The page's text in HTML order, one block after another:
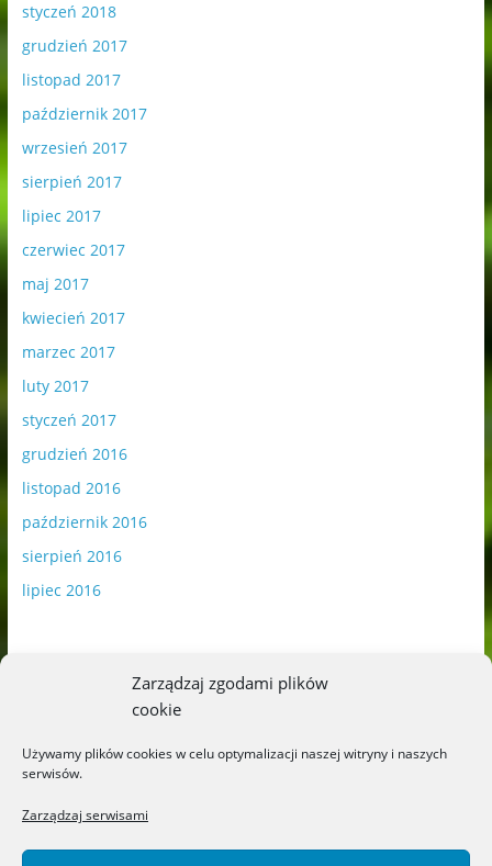
Zarządzaj zgodami plików
cookie
Używamy plików cookies w celu optymalizacji naszej witryny i naszych
serwisów.
Zarządzaj serwisami
styczeń 2018
grudzień 2017
listopad 2017
październik 2017
wrzesień 2017
sierpień 2017
lipiec 2017
czerwiec 2017
maj 2017
kwiecień 2017
marzec 2017
luty 2017
styczeń 2017
grudzień 2016
listopad 2016
październik 2016
sierpień 2016
lipiec 2016